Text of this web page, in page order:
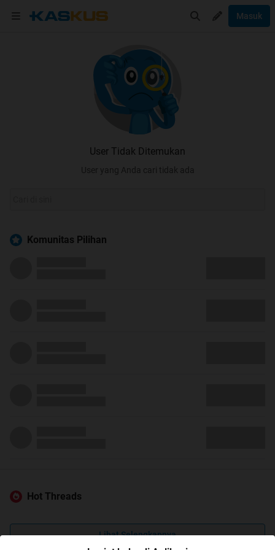
Masuk
User Tidak Ditemukan
User yang Anda cari tidak ada
Komunitas Pilihan
Hot Threads
Lihat Selengkapnya